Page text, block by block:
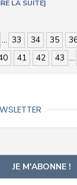
LA SUITE
... 33 34 35
41 42 43 ...